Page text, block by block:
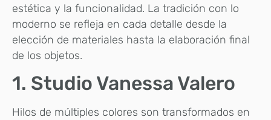
estética y la funcionalidad. La tradición con lo
moderno se refleja en cada detalle desde la
elección de materiales hasta la elaboración final
de los objetos.
1. Studio Vanessa Valero
Hilos de múltiples colores son transformados en